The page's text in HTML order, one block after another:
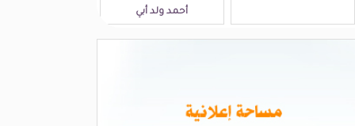
أحمد ولد أبي